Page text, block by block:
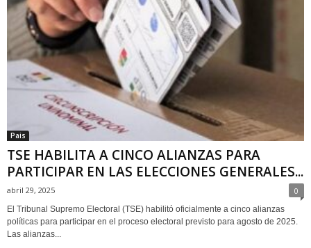
Pais
TSE HABILITA A CINCO ALIANZAS PARA
PARTICIPAR EN LAS ELECCIONES GENERALES...
abril 29, 2025 0
El Tribunal Supremo Electoral (TSE) habilitó oficialmente a cinco alianzas
políticas para participar en el proceso electoral previsto para agosto de 2025.
Las alianzas...